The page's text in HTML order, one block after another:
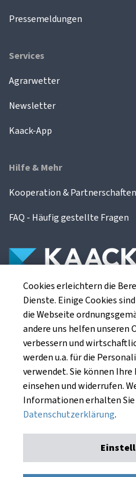
Pressemeldungen
Services
Agrarwetter
Newsletter
Kaack-App
Hilfe & Mehr
Kooperation & Partnerschaften
FAQ - Häufig gestellte Fragen
Die Kaack Terminhandel GmbH
Finanzdienstleistungsinstitut
Agrarterminbörsen.
Kaack Terminhandel GmbH
Am Markt 8
49661 Cloppenburg
Cookies erleichtern die
Dienste. Einige Cookies
die Webseite
andere uns helfen
verbessern und
werden u.a. für die
verwendet. Sie können
einsehen und widerrufen.
Informationen erhalten Sie
Datenschutzerklärung.